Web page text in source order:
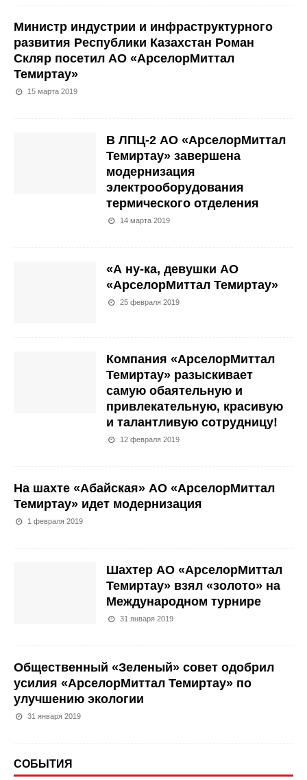
Министр индустрии и инфраструктурного
развития Республики Казахстан Роман
Скляр посетил АО «АрселорМиттал
Темиртау»
15 марта 2019
В ЛПЦ-2 АО «АрселорМиттал
Темиртау» завершена
модернизация
электрооборудования
термического отделения
14 марта 2019
«А ну-ка, девушки АО
«АрселорМиттал Темиртау»
25 февраля 2019
Компания «АрселорМиттал
Темиртау» разыскивает
самую обаятельную и
привлекательную, красивую
и талантливую сотрудницу!
12 февраля 2019
На шахте «Абайская» АО «АрселорМиттал
Темиртау» идет модернизация
1 февраля 2019
Шахтер АО «АрселорМиттал
Темиртау» взял «золото» на
Международном турнире
31 января 2019
Общественный «Зеленый» совет одобрил
усилия «АрселорМиттал Темиртау» по
улучшению экологии
31 января 2019
СОБЫТИЯ